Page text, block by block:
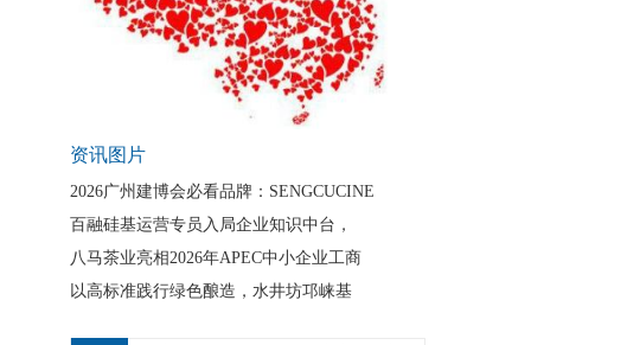
资讯图片
2026广州建博会必看品牌：SENGCUCINE
百融硅基运营专员入局企业知识中台，
八马茶业亮相2026年APEC中小企业工商
以高标准践行绿色酿造，水井坊邛崃基